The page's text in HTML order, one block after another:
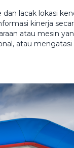
lacak lokasi
kinerja
atau mesin
atau